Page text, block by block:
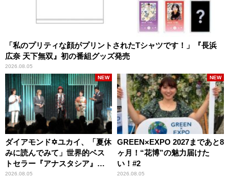
「私のプリティな顔がプリントされたTシャツです！」『長浜
広奈 天下無双』初の番組グッズ発売
2026.08.05
ダイアモンド✡ユカイ、「夏休
みに読んでみて」世界的ベス
トセラー『アナスタシア』を
紹介
2026.08.05
NEW
GREEN×EXPO 2027まであと8
ヶ月！“花博”の魅力届けた
い！#2
2026.08.05
NEW